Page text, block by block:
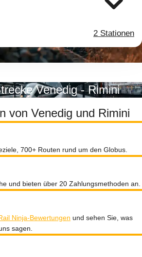
2 Stationen
Venedig - Rimini
von Venedig und Rimini
700+ Routen rund um den Globus.
und bieten über 20 Zahlungsmethoden an.
Ninja-Bewertungen und sehen Sie, was
sagen.